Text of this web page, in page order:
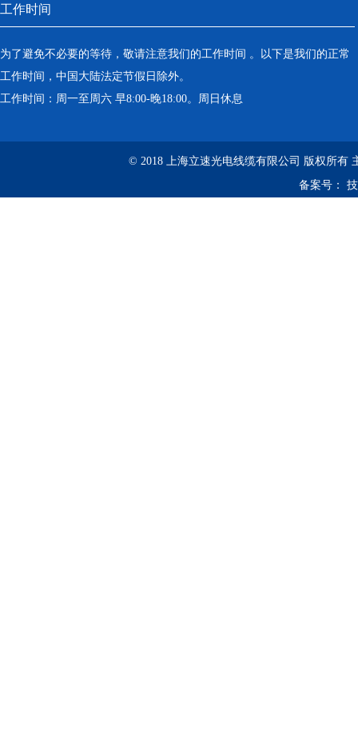
工作时间
为了避免不必要的等待，敬请注意我们的工作时间 。以下是我们的正常
工作时间，中国大陆法定节假日除外。
工作时间：周一至周六 早8:00-晚18:00。周日休息
© 2018 上海立速光电线缆有限公司 版权所有
备案号：